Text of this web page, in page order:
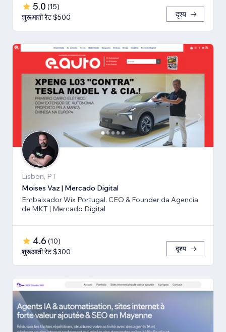
5.0 (15)
शुरूआती रेट $500
दृश्य
Lisbon, PT
Moises Vaz | Mercado Digital
Embaixador Wix Portugal. CEO & Founder da Agencia
de MKT | Mercado Digital
4.6 (10)
शुरूआती रेट $300
दृश्य